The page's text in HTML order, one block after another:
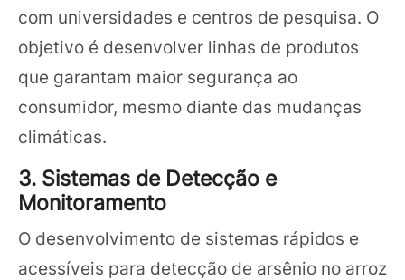
com universidades e centros de pesquisa. O
objetivo é desenvolver linhas de produtos
que garantam maior segurança ao
consumidor, mesmo diante das mudanças
climáticas.
3. Sistemas de Detecção e
Monitoramento
O desenvolvimento de sistemas rápidos e
acessíveis para detecção de arsênio no arroz